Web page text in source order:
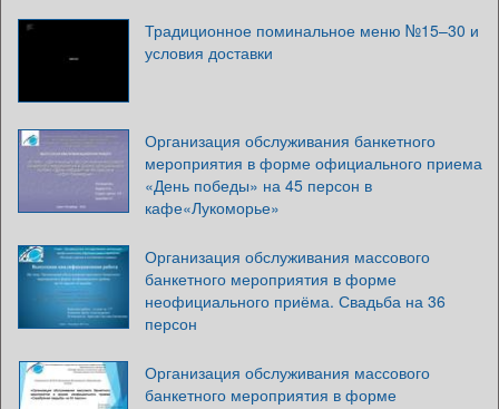
Традиционное поминальное меню №15–30 и
условия доставки
Организация обслуживания банкетного
мероприятия в форме официального приема
«День победы» на 45 персон в
кафе«Лукоморье»
Организация обслуживания массового
банкетного мероприятия в форме
неофициального приёма. Свадьба на 36
персон
Организация обслуживания массового
банкетного мероприятия в форме